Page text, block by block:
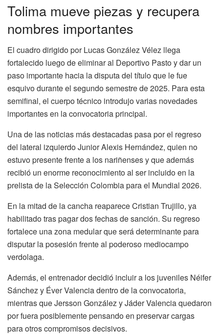
Tolima mueve piezas y recupera
nombres importantes
El cuadro dirigido por Lucas González Vélez llega
fortalecido luego de eliminar al Deportivo Pasto y dar un
paso importante hacia la disputa del título que le fue
esquivo durante el segundo semestre de 2025. Para esta
semifinal, el cuerpo técnico introdujo varias novedades
importantes en la convocatoria principal.
Una de las noticias más destacadas pasa por el regreso
del lateral izquierdo Junior Alexis Hernández, quien no
estuvo presente frente a los nariñenses y que además
recibió un enorme reconocimiento al ser incluido en la
prelista de la Selección Colombia para el Mundial 2026.
En la mitad de la cancha reaparece Cristian Trujillo, ya
habilitado tras pagar dos fechas de sanción. Su regreso
fortalece una zona medular que será determinante para
disputar la posesión frente al poderoso mediocampo
verdolaga.
Además, el entrenador decidió incluir a los juveniles Néifer
Sánchez y Éver Valencia dentro de la convocatoria,
mientras que Jersson González y Jáder Valencia quedaron
por fuera posiblemente pensando en preservar cargas
para otros compromisos decisivos.